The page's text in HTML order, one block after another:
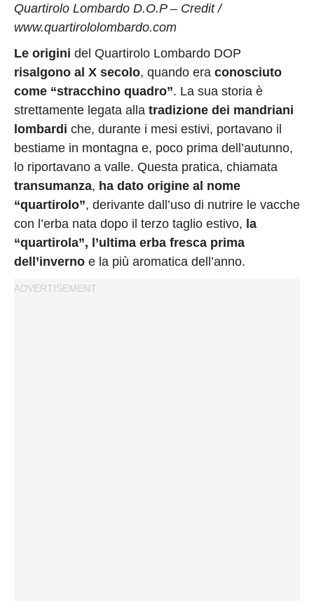
Quartirolo Lombardo D.O.P – Credit /
www.quartirololombardo.com
Le origini del Quartirolo Lombardo DOP
risalgono al X secolo, quando era conosciuto
come “stracchino quadro”. La sua storia è
strettamente legata alla tradizione dei mandriani
lombardi che, durante i mesi estivi, portavano il
bestiame in montagna e, poco prima dell’autunno,
lo riportavano a valle. Questa pratica, chiamata
transumanza, ha dato origine al nome
“quartirolo”, derivante dall’uso di nutrire le vacche
con l’erba nata dopo il terzo taglio estivo, la
“quartirola”, l’ultima erba fresca prima
dell’inverno e la più aromatica dell’anno.